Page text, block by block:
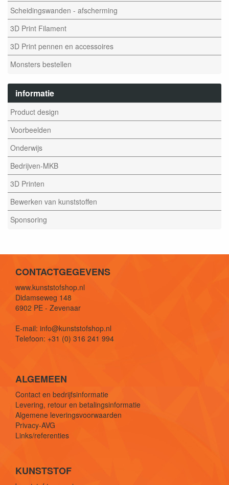
Scheidingswanden - afscherming
3D Print Filament
3D Print pennen en accessoires
Monsters bestellen
informatie
Product design
Voorbeelden
Onderwijs
Bedrijven-MKB
3D Printen
Bewerken van kunststoffen
Sponsoring
CONTACTGEGEVENS
www.kunststofshop.nl
Didamseweg 148
6902 PE - Zevenaar
E-mail: info@kunststofshop.nl
Telefoon: +31 (0) 316 241 994
ALGEMEEN
Contact en bedrijfsinformatie
Levering, retour en betalingsinformatie
Algemene leveringsvoorwaarden
Privacy-AVG
Links/referenties
KUNSTSTOF